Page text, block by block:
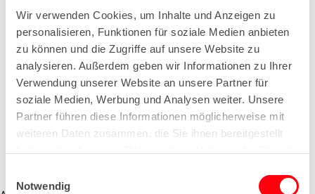
Wir verwenden Cookies, um Inhalte und Anzeigen zu
personalisieren, Funktionen für soziale Medien anbieten
zu können und die Zugriffe auf unsere Website zu
analysieren. Außerdem geben wir Informationen zu Ihrer
Verwendung unserer Website an unsere Partner für
soziale Medien, Werbung und Analysen weiter. Unsere
Partner führen diese Informationen möglicherweise mit
weiteren Daten zusammen, die Sie ihnen bereitgestellt
Notwendig